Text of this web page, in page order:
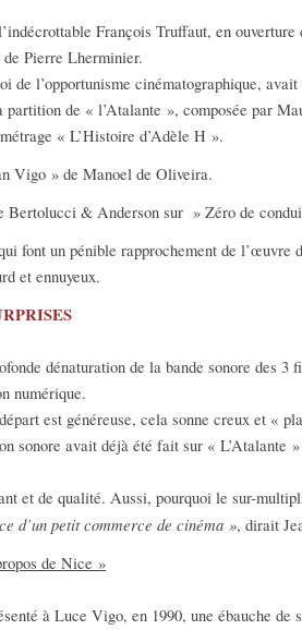
François Truffaut, en
Pierre Lherminier.
de l’opportunisme cinématographique,
partition de « l’Atalante », composée par
« L’Histoire d’Adèle H ».
Vigo » de Manoel de Oliveira.
Bertolucci & Anderson sur » Zéro de
font un pénible rapprochement de l’œuvre
et ennuyeux.
dénaturation de la bande sonore des 3
numérique.
est généreuse, cela sonne creux et «
sonore avait déjà été fait sur « L’Atalante
et de qualité. Aussi, pourquoi le sur-
d’un petit commerce de cinéma », dirait
de Nice »
à Luce Vigo, en 1990, une ébauche de